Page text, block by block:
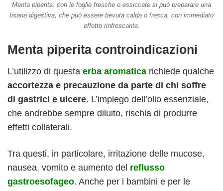
Menta piperita: con le foglie fresche o essiccate si può preparare una
tisana digestiva, che può essere bevuta calda o fresca, con immediato
effetto rinfrescante.
Menta piperita controindicazioni
L’utilizzo di questa erba aromatica richiede qualche
accortezza e precauzione da parte di chi soffre
di gastrici e ulcere. L’impiego dell’olio essenziale,
che andrebbe sempre diluito, rischia di produrre
effetti collaterali.
Tra questi, in particolare, irritazione delle mucose,
nausea, vomito e aumento del reflusso
gastroesofageo. Anche per i bambini e per le